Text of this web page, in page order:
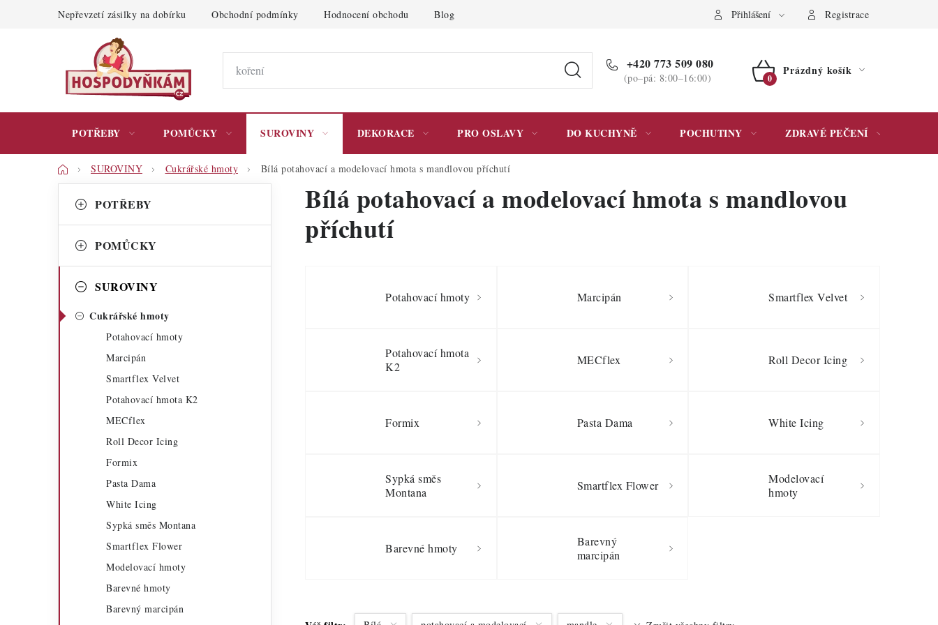
Nepřevzetí zásilky na dobírku Obchodní podmínky Hodnocení obchodu Blog Podmínky ochrany osobních údajů Přihlášení Registrace
+420 773 509 080
(po–pá: 8:00–16:00)
NÁKUPNÍ
Prázdný košík
POTŘEBY POMŮCKY SUROVINY DEKORACE PRO OSLAVY DO KUCHYNĚ POCHUTINY ZDRAVÉ PEČENÍ
DomůSUROVINY Cukrářské hmoty Bílá potahovací a modelovací hmota s mandlovou příchutí
o
t
r
a
kategorie
a
e
o
POTŘEBY
POMŮCKY
SUROVINY
Cukrářské hmoty
Potahovací hmoty
Marcipán
Smartflex Velvet
Potahovací hmota K2
MECflex
Roll Decor Icing
Formix
Pasta Dama
White Icing
Sypká směs Montana
Smartflex Flower
Modelovací hmoty
Barevné hmoty
Barevný marcipán
Bílá potahovací a modelovací hmota s mandlovou
příchutí
Potahovací hmoty Marcipán Smartflex Velvet
Potahovací hmota
K2
MECflex Roll Decor Icing
Formix Pasta Dama White Icing
Sypká směs
Montana
Smartflex Flower
Modelovací
hmoty
Barevné hmoty
Barevný
marcipán